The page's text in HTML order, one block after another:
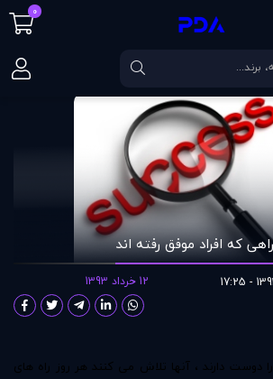
10 راهی که افراد موفق رفته اند
12 خرداد 1393
را دوست دارند ، آنها تلاش می کنند هر روز راه های
0